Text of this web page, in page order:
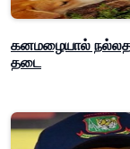
கனமழையால்
தடை